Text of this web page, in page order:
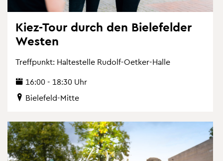
Kiez-Tour durch den Bie­le­fel­der
Wes­ten
Treff­punkt: Hal­te­stel­le Ru­dolf-Oet­ker-Halle
16:00 - 18:30 Uhr
Bie­le­feld-Mitte